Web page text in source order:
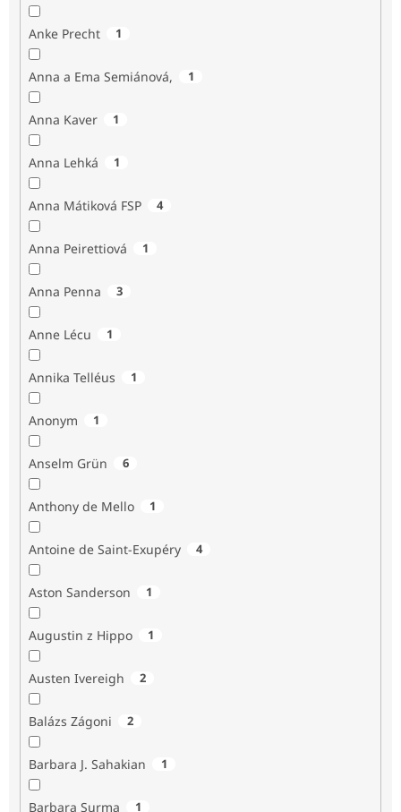
Anke Precht 1
Anna a Ema Semiánová, 1
Anna Kaver 1
Anna Lehká 1
Anna Mátiková FSP 4
Anna Peirettiová 1
Anna Penna 3
Anne Lécu 1
Annika Telléus 1
Anonym 1
Anselm Grün 6
Anthony de Mello 1
Antoine de Saint-Exupéry 4
Aston Sanderson 1
Augustin z Hippo 1
Austen Ivereigh 2
Balázs Zágoni 2
Barbara J. Sahakian 1
Barbara Surma 1